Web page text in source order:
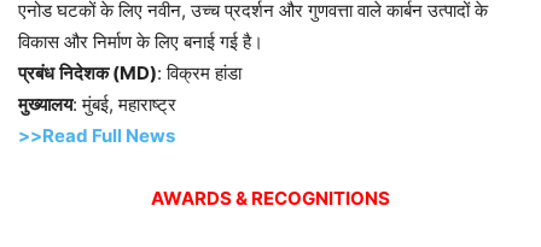
एनोड घटकों के लिए नवीन, उच्च प्रदर्शन और गुणवत्ता वाले कार्बन उत्पादों के
विकास और निर्माण के लिए बनाई गई है।
प्रबंध निदेशक(MD): विक्रम हांडा
मुख्यालय: मुंबई, महाराष्ट्र
>>Read Full News
AWARDS & RECOGNITIONS